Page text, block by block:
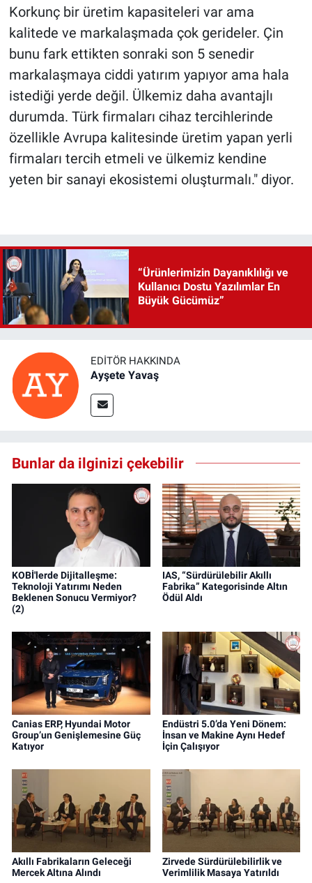
Korkunç bir üretim kapasiteleri var ama
kalitede ve markalaşmada çok gerideler. Çin
bunu fark ettikten sonraki son 5 senedir
markalaşmaya ciddi yatırım yapıyor ama hala
istediği yerde değil. Ülkemiz daha avantajlı
durumda. Türk firmaları cihaz tercihlerinde
özellikle Avrupa kalitesinde üretim yapan yerli
firmaları tercih etmeli ve ülkemiz kendine
yeten bir sanayi ekosistemi oluşturmalı." diyor.
“Ürünlerimizin Dayanıklılığı ve
Kullanıcı Dostu Yazılımlar En
Büyük Gücümüz”
EDITÖR HAKKINDA
Ayşete Yavaş
Bunlar da ilginizi çekebilir
KOBİ'lerde Dijitalleşme:
Teknoloji Yatırımı Neden
Beklenen Sonucu Vermiyor?
(2)
IAS, “Sürdürülebilir Akıllı
Fabrika” Kategorisinde Altın
Ödül Aldı
Canias ERP, Hyundai Motor
Group’un Genişlemesine Güç
Katıyor
Endüstri 5.0’da Yeni Dönem:
İnsan ve Makine Aynı Hedef
İçin Çalışıyor
Akıllı Fabrikaların Geleceği
Mercek Altına Alındı
Zirvede Sürdürülebilirlik ve
Verimlilik Masaya Yatırıldı